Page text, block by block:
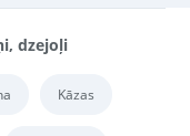
dzejoļi
Kāzas